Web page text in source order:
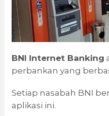
BNI Internet Banking
perbankan yang
Setiap nasabah BNI
aplikasi ini.